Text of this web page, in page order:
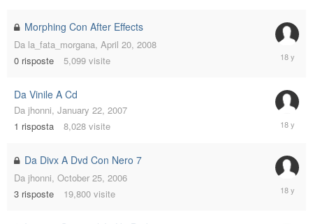
Morphing Con After Effects
Da la_fata_morgana, April 20, 2008
0 risposte 5,099 visite
April
20,
Da Vinile A Cd
Da jhonni, January 22, 2007
1 risposta 8,028 visite
March
18,
Da Divx A Dvd Con Nero 7
Da jhonni, October 25, 2006
3 risposte 19,800 visite
January
17,